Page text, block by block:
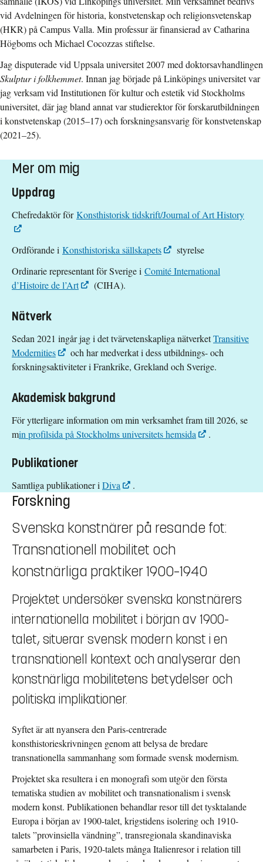
vid Avdelningen för historia, konstvetenskap och religionsvetenskap
(HKR) på Campus Valla. Min professur är finansierad av Catharina
Högboms och Michael Cocozzas stiftelse.
Jag disputerade vid Uppsala universitet 2007 med doktorsavhandlingen
Skulptur i folkhemmet. Innan jag började på Linköpings universitet var
jag verksam vid Institutionen för kultur och estetik vid Stockholms
universitet, där jag bland annat var studierektor för forskarutbildningen
i konstvetenskap (2015–17) och forskningsansvarig för konstvetenskap
(2021–25).
Mer om mig
Uppdrag
Chefredaktör förKonsthistorisk tidskrift/Journal of Art History
Ordförande i Konsthistoriska sällskapets
styrelse
Ordinarie representant för Sverige i Comité International
d’Histoire de l’Art
(CIHA).
Nätverk
Sedan 2021 ingår jag i det tvärvetenskapliga nätverketTransitive
Modernities
och har medverkat i dess utbildnings- och
forskningsaktiviteter i Frankrike, Grekland och Sverige.
Akademisk bakgrund
För ytterligare information om min verksamhet fram till 2026, se
min profilsida på Stockholms universitets hemsida .
Publikationer
Samtliga publikationer i Diva .
Forskning
Svenska konstnärer på resande fot:
Transnationell mobilitet och
konstnärliga praktiker 1900–1940
Projektet undersöker svenska konstnärers
internationella mobilitet i början av 1900-
talet, situerar svensk modern konst i en
transnationell kontext och analyserar den
konstnärliga mobilitetens betydelser och
politiska implikationer.
Syftet är att nyansera den Paris-centrerade
konsthistorieskrivningen genom att belysa de bredare
transnationella sammanhang som formade svensk modernism.
Projektet ska resultera i en monografi som utgör den första
tematiska studien av mobilitet och transnationalism i svensk
modern konst. Publikationen behandlar resor till det tysktalande
Europa i början av 1900-talet, krigstidens isolering och 1910-
talets ”provinsiella vändning”, transregionala skandinaviska
samarbeten i Paris, 1920-talets många Italienresor i relation till